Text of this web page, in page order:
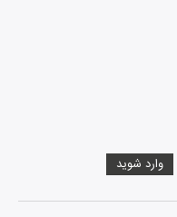
وارد شوید